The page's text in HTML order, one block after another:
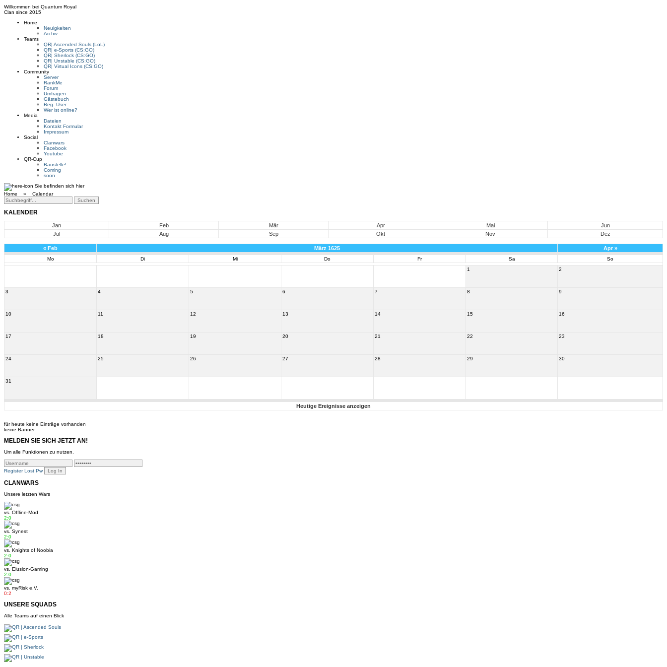
Willkommen bei Quantum Royal
Clan since 2015
Home
Neuigkeiten
Archiv
Teams
QR| Ascended Souls (LoL)
QR| e-Sports (CS:GO)
QR| Sherlock (CS:GO)
QR| Unstable (CS:GO)
QR| Virtual Icons (CS:GO)
Community
Server
RankMe
Forum
Umfragen
Gästebuch
Reg. User
Wer ist online?
Media
Dateien
Kontakt Formular
Impressum
Social
Clanwars
Facebook
Youtube
QR-Cup
Baustelle!
Coming
soon
Sie befinden sich hier
Home » Calendar
KALENDER
Jan Feb Mär Apr Mai
Jun
Jul
Aug Sep Okt Nov Dez
« Feb März 1625 Apr»
Mo Di Mi Do Fr Sa
So
1
2
3 4 5 6 7 8 9
10 11 12 13 14 15 16
17 18 19 20 21 22 23
24 25 26 27 28 29 30
31
Heutige Ereignisse anzeigen
für heute keine Einträge vorhanden
keine Banner
MELDEN SIE SICH JETZT AN!
Um alle Funktionen zu nutzen.
Register Lost Pw
CLANWARS
Unsere letzten Wars
vs. Offline-Mod
2:0
vs. Synest
2:0
vs. Knights of Noobia
2:0
vs. Elusion-Gaming
2:0
vs. myRisk e.V.
0:2
UNSERE SQUADS
Alle Teams auf einen Blick